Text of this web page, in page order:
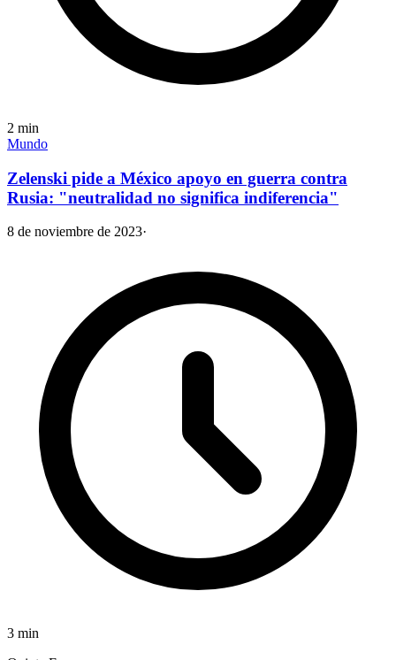
2 min
Mundo
Zelenski pide a México apoyo en guerra contra
Rusia: "neutralidad no significa indiferencia"
8 de noviembre de 2023·
3 min